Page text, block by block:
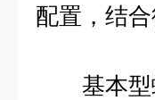
配置，结合
基本型螺